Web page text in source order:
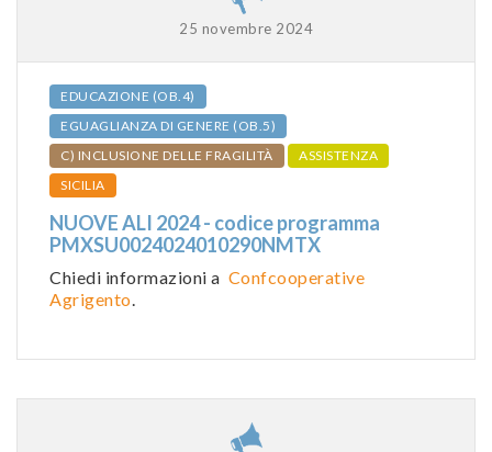
25 novembre 2024
EDUCAZIONE (OB.4)
EGUAGLIANZA DI GENERE (OB.5)
C) INCLUSIONE DELLE FRAGILITÀ
ASSISTENZA
SICILIA
NUOVE ALI 2024 - codice programma
PMXSU0024024010290NMTX
Chiedi informazioni a Confcooperative
Agrigento.